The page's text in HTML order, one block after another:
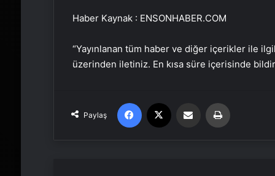
Haber Kaynak : ENSONHABER.COM
“Yayınlanan tüm haber ve diğer içerikler ile
üzerinden iletiniz. En kısa süre içerisinde
Paylaş
Facebook Email'den paylaş